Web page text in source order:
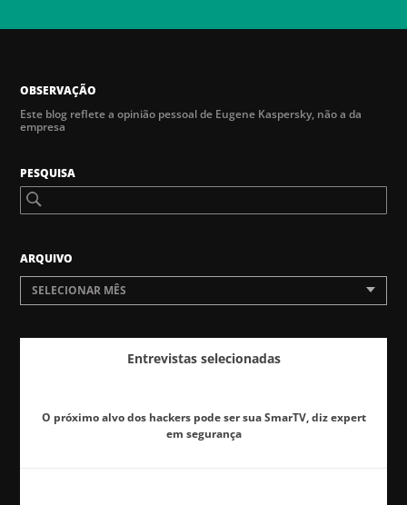
OBSERVAÇÃO
Este blog reflete a opinião pessoal de Eugene Kaspersky, não a da
empresa
PESQUISA
ARQUIVO
SELECIONAR MÊS
Entrevistas selecionadas
O próximo alvo dos hackers pode ser sua SmarTV, diz expert
em segurança